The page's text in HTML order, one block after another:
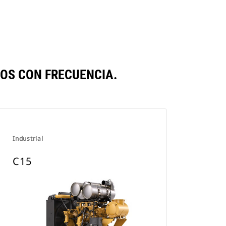
CON FRECUENCIA.
Industrial
C15